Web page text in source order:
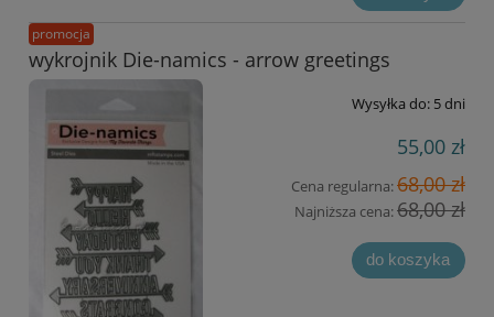
wykrojnik Die-namics - arrow greetings
Wysyłka do: 5 dni
55,00 zł
Cena regularna:68,00 zł
Najniższa cena:68,00 zł
do koszyka
promocja